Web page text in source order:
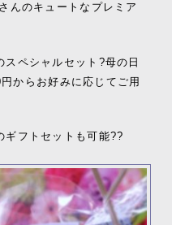
んのキュートなプレミア
ペシャルセット?母の日
からお好みに応じてご用
ギフトセットも可能??